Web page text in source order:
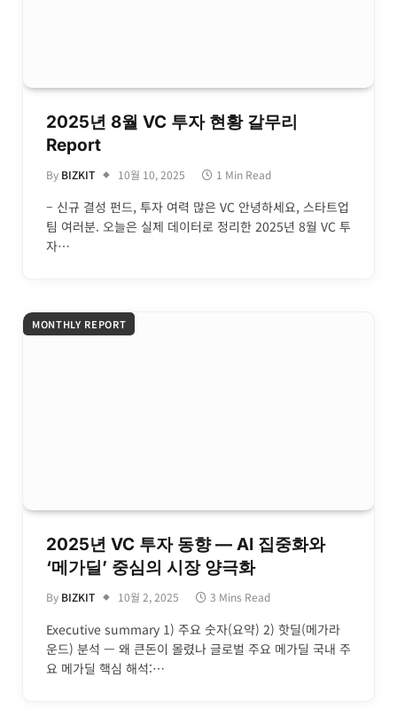
2025년 8월 VC 투자 현황 갈무리
Report
By BIZKIT 10월 10, 2025 1 Min Read
– 신규 결성 펀드, 투자 여력 많은 VC 안녕하세요, 스타트업
팀 여러분. 오늘은 실제 데이터로 정리한 2025년 8월 VC 투
자…
MONTHLY REPORT
2025년 VC 투자 동향 — AI 집중화와
‘메가딜’ 중심의 시장 양극화
By BIZKIT 10월 2, 2025 3 Mins Read
Executive summary 1) 주요 숫자(요약) 2) 핫딜(메가라
운드) 분석 — 왜 큰돈이 몰렸나 글로벌 주요 메가딜 국내 주
요 메가딜 핵심 해석:…